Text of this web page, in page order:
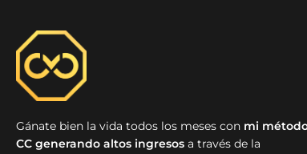
Gánate bien la vida todos los meses con mi
CC generando altos ingresos a través de la